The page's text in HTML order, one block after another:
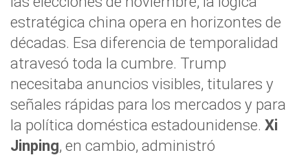
estratégica china opera en horizontes de
décadas. Esa diferencia de temporalidad
atravesó toda la cumbre. Trump
necesitaba anuncios visibles, titulares y
señales rápidas para los mercados y para
la política doméstica estadounidense. Xi
Jinping, en cambio, administró